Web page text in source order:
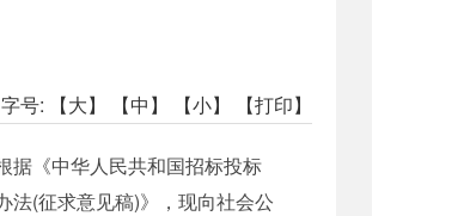
字号: 【大】 【中】 【小】 【打印】
《中华人民共和国招标投标
法(征求意见稿)》，现向社会公